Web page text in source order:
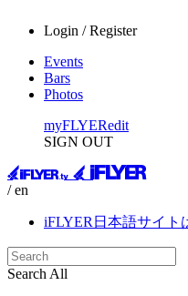
Login / Register
Events
Bars
Photos
myFLYERedit
SIGN OUT
/ en
iFLYER日本語サイト
Search All